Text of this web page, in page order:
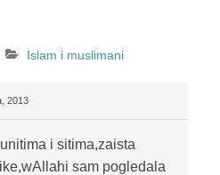
Islam i muslimani
2013
i sitima,zaista
sam pogledala